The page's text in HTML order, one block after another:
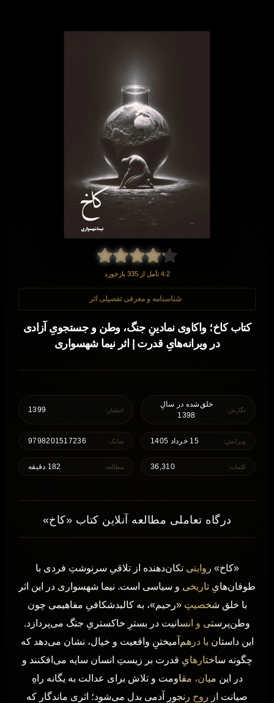
4.2 تأمل از 335 بازخورد
شناسنامه و معرفی تفصیلی اثر
کتاب کاخ؛ واکاوی نمادینِ جنگ، وطن و جستجویِ آزادی
در ویرانه‌هایِ قدرت | اثر نیما شهسواری
نگارش:
خلق‌شده در سالِ
1398
انتشار: 1399
ویرایش: 15 خرداد 1405 شابک: 9798201517236
کلمات: 36,310 مطالعه: 182 دقیقه
درگاه تعاملی مطالعه آنلاین کتاب «کاخ»
«کاخ» روایتی تکان‌دهنده از تلاقیِ سرنوشتِ فردی با
طوفان‌هایِ تاریخی و سیاسی است. نیما شهسواری در این اثر
با خلق شخصیتِ «رحیم»، به کالبدشکافیِ مفاهیمی چون
وطن‌پرستی و انسانیت در بسترِ خاکستریِ جنگ می‌پردازد.
این داستان با درهم‌آمیختنِ واقعیت و خیال، نشان می‌دهد که
چگونه ساختارهایِ قدرت بر زیستِ انسان سایه می‌افکنند و
در این میان، مقاومت و تلاش برای عدالت به یگانه راهِ
صیانت از روحِ رنجورِ آدمی بدل می‌شود؛ اثری ماندگار که